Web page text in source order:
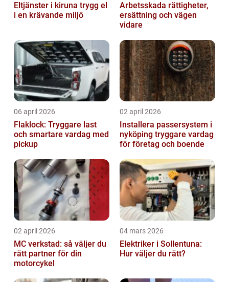
Eltjänster i kiruna trygg el
i en krävande miljö
Arbetsskada rättigheter,
ersättning och vägen
vidare
06 april 2026
Flaklock: Tryggare last
och smartare vardag med
pickup
02 april 2026
Installera passersystem i
nyköping tryggare vardag
för företag och boende
02 april 2026
MC verkstad: så väljer du
rätt partner för din
motorcykel
04 mars 2026
Elektriker i Sollentuna:
Hur väljer du rätt?